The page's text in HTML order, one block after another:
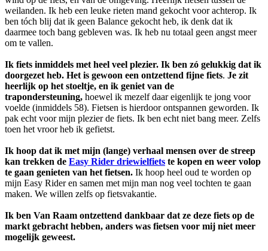
weilanden. Ik heb een leuke rieten mand gekocht voor achterop. Ik
ben tóch blij dat ik geen Balance gekocht heb, ik denk dat ik
daarmee toch bang gebleven was. Ik heb nu totaal geen angst meer
om te vallen.
Ik fiets inmiddels met heel veel plezier. Ik ben zó gelukkig dat ik
doorgezet heb. Het is gewoon een ontzettend fijne fiets. Je zit
heerlijk op het stoeltje, en ik geniet van de
trapondersteuning, hoewel ik mezelf daar eigenlijk te jong voor
voelde (inmiddels 58). Fietsen is hierdoor ontspannen geworden. Ik
pak echt voor mijn plezier de fiets. Ik ben echt niet bang meer. Zelfs
toen het vroor heb ik gefietst.
Ik hoop dat ik met mijn (lange) verhaal mensen over de streep
kan trekken de Easy Rider driewielfiets te kopen en weer volop
te gaan genieten van het fietsen. Ik hoop heel oud te worden op
mijn Easy Rider en samen met mijn man nog veel tochten te gaan
maken. We willen zelfs op fietsvakantie.
Ik ben Van Raam ontzettend dankbaar dat ze deze fiets op de
markt gebracht hebben, anders was fietsen voor mij niet meer
mogelijk geweest.